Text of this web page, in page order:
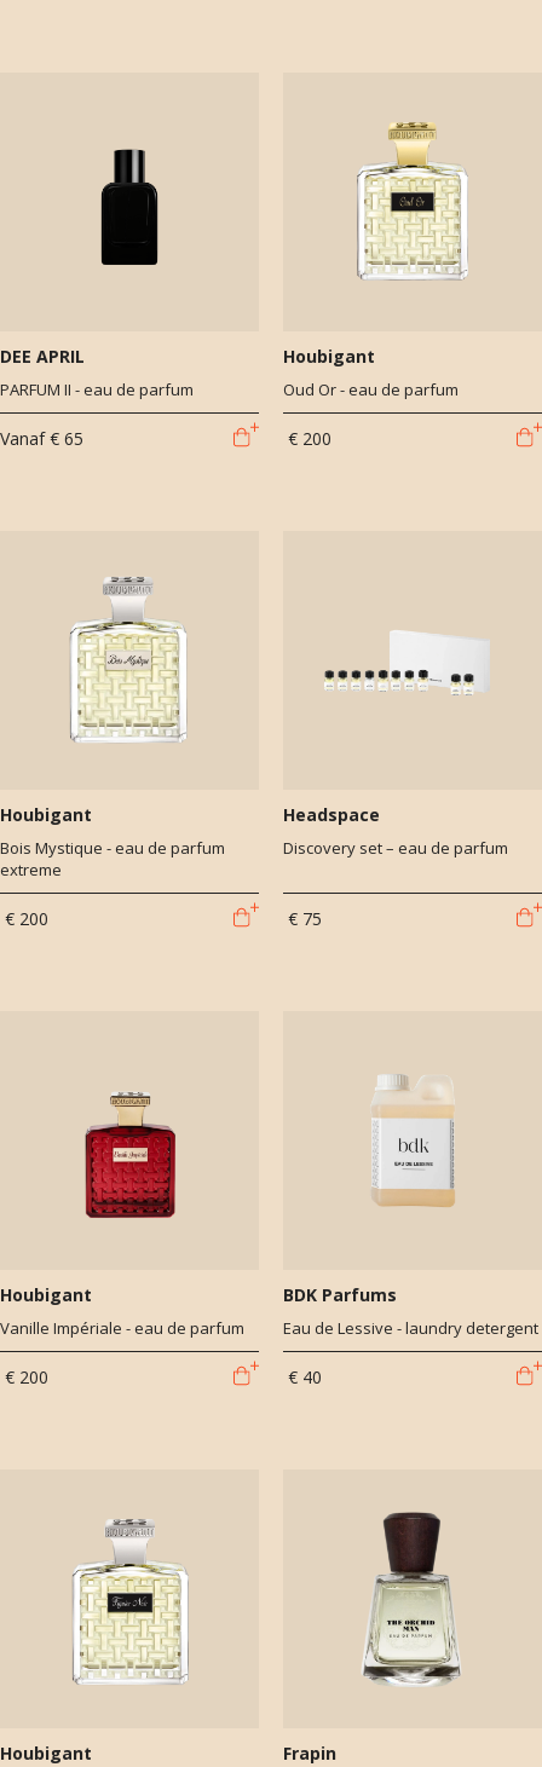
DEE APRIL
PARFUM II - eau de parfum
Vanaf € 65
Houbigant
Oud Or - eau de parfum
€ 200
Houbigant
Bois Mystique - eau de parfum
extreme
€ 200
Headspace
Discovery set – eau de parfum
€ 75
Houbigant
Vanille Impériale - eau de parfum
€ 200
BDK Parfums
Eau de Lessive - laundry detergent
€ 40
Houbigant Frapin